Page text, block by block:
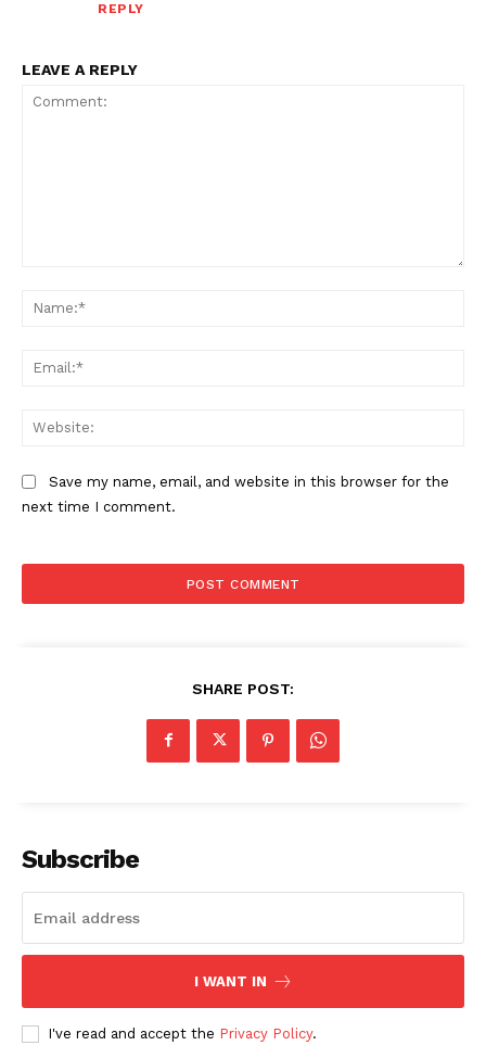
REPLY
LEAVE A REPLY
Save my name, email, and website in this browser for the
next time I comment.
SHARE POST:
Subscribe
I WANT IN
I've read and accept the Privacy Policy.